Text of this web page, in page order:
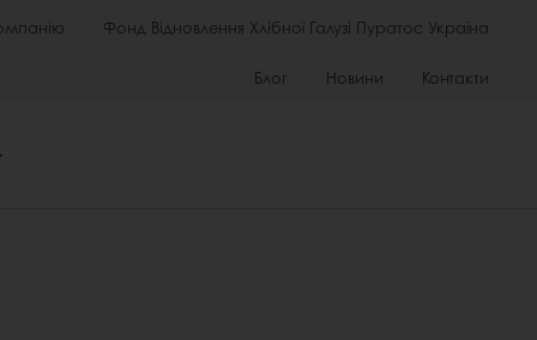
Фонд Відновлення Хлібної Галузі Пуратос Україна
Блог Новини Контакти